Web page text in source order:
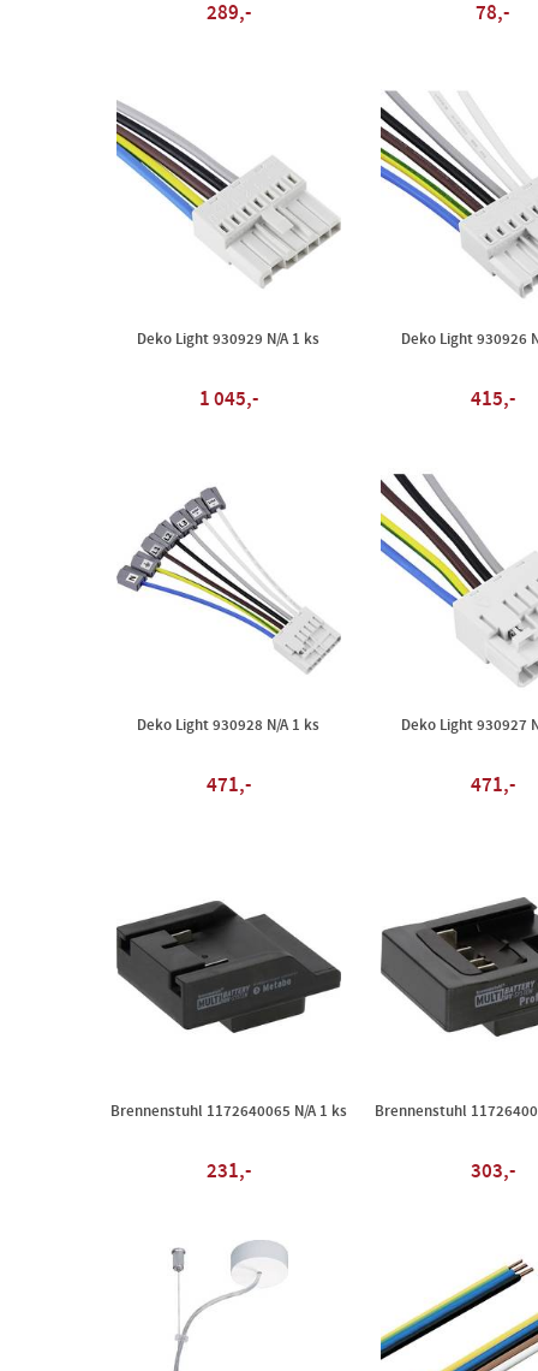
289,- 78,-
Deko Light 930929 N/A 1 ks
1 045,-
Deko Light 930926
415,-
Deko Light 930928 N/A 1 ks
471,-
Deko Light 930927
471,-
Brennenstuhl 1172640065 N/A 1 ks
231,-
Brennenstuhl
303,-